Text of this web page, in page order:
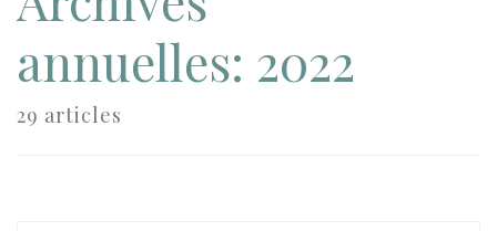
annuelles: 2022
29 articles